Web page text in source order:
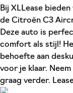
Bij XLLease
de Citroën C3
Deze auto is
comfort als stijl!
behoefte aan
voor je klaar.
graag verder.